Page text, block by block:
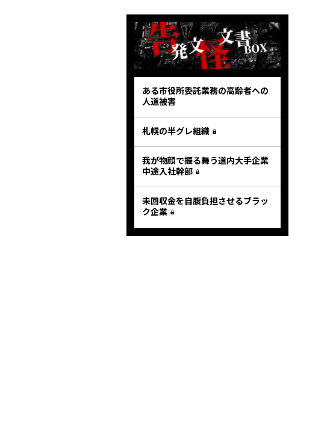
ある市役所委託業務の高齢者への
人道被害
札幌の半グレ組織
我が物顔で振る舞う道内大手企業
中途入社幹部
未回収金を自腹負担させるブラッ
ク企業